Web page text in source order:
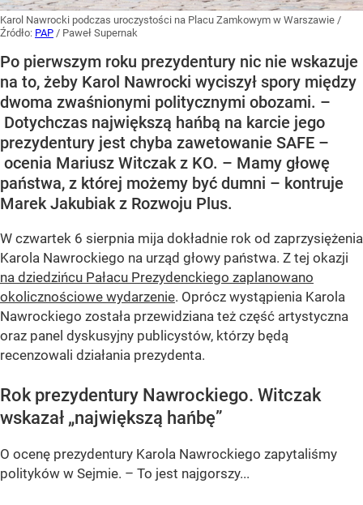
Karol Nawrocki podczas uroczystości na Placu Zamkowym w Warszawie /
Źródło: PAP / Paweł Supernak
Po pierwszym roku prezydentury nic nie wskazuje
na to, żeby Karol Nawrocki wyciszył spory między
dwoma zwaśnionymi politycznymi obozami. –
Dotychczas największą hańbą na karcie jego
prezydentury jest chyba zawetowanie SAFE –
ocenia Mariusz Witczak z KO. – Mamy głowę
państwa, z której możemy być dumni – kontruje
Marek Jakubiak z Rozwoju Plus.
W czwartek 6 sierpnia mija dokładnie rok od zaprzysiężenia
Karola Nawrockiego na urząd głowy państwa. Z tej okazji
na dziedzińcu Pałacu Prezydenckiego zaplanowano
okolicznościowe wydarzenie. Oprócz wystąpienia Karola
Nawrockiego została przewidziana też część artystyczna
oraz panel dyskusyjny publicystów, którzy będą
recenzowali działania prezydenta.
Rok prezydentury Nawrockiego. Witczak
wskazał „największą hańbę”
O ocenę prezydentury Karola Nawrockiego zapytaliśmy
polityków w Sejmie. – To jest najgorszy...